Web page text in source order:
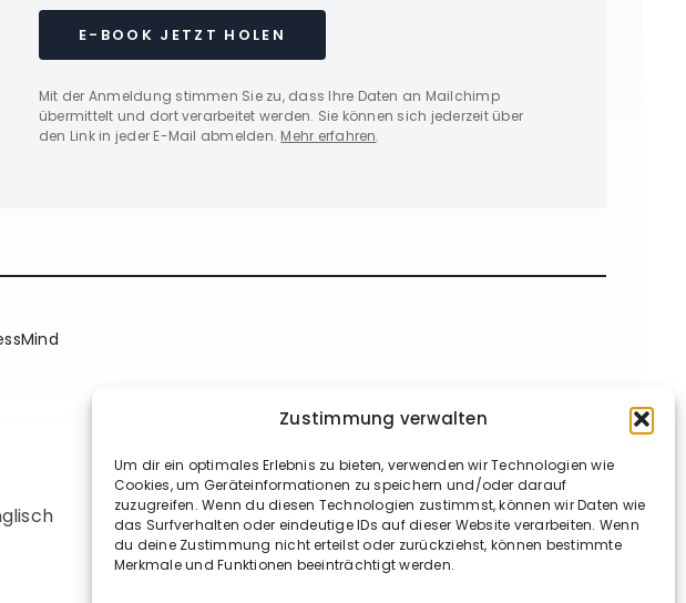
Zustimmung verwalten
Um dir ein optimales Erlebnis zu bieten, verwenden wir Technologien wie
Cookies, um Geräteinformationen zu speichern und/oder darauf
zuzugreifen. Wenn du diesen Technologien zustimmst, können wir Daten wie
das Surfverhalten oder eindeutige IDs auf dieser Website verarbeiten. Wenn
du deine Zustimmung nicht erteilst oder zurückziehst, können bestimmte
Merkmale und Funktionen beeinträchtigt werden.
E-BOOK JETZT HOLEN
Mit der Anmeldung stimmen Sie zu, dass Ihre Daten an Mailchimp
übermittelt und dort verarbeitet werden. Sie können sich jederzeit über
den Link in jeder E-Mail abmelden. Mehr erfahren.